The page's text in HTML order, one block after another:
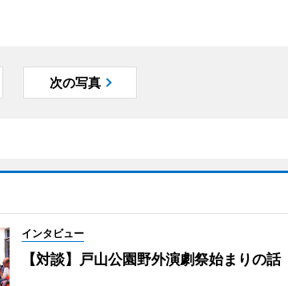
次の写真
インタビュー
【対談】戸山公園野外演劇祭始まりの話